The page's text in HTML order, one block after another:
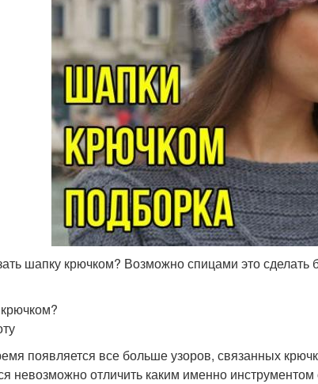
шапку крючком? Возможно спицами это
появляется все больше узоров, связанных
невозможно отличить каким именно